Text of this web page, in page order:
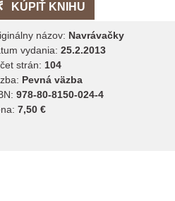
KÚPIŤ KNIHU
názov: Navrávačky
vydania: 25.2.2013
strán: 104
Pevná väzba
978-80-8150-024-4
7,50 €